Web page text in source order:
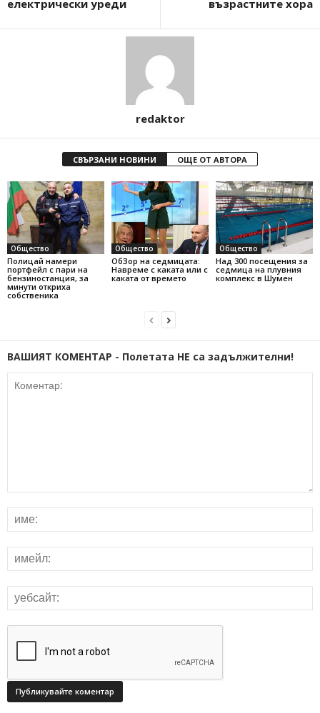
електрически уреди
възрастните хора
redaktor
СВЪРЗАНИ НОВИНИ ОЩЕ ОТ АВТОРА
Общество
Полицай намери
портфейл с пари на
бензиностанция, за
минути откриха
собственика
Общество
ОбЗор на седмицата:
Навреме с каката или с
каката от времето
Общество
Над 300 посещения за
седмица на плувния
комплекс в Шумен
ВАШИЯТ КОМЕНТАР - Полетата НЕ са задължителни!